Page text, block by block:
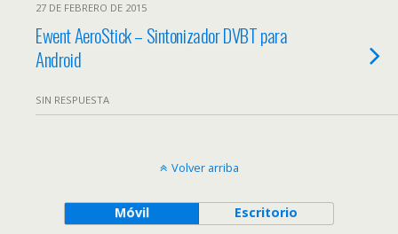
27 DE FEBRERO DE 2015
Ewent AeroStick – Sintonizador DVBT para
Android
SIN RESPUESTA
Volver arriba
Móvil Escritorio